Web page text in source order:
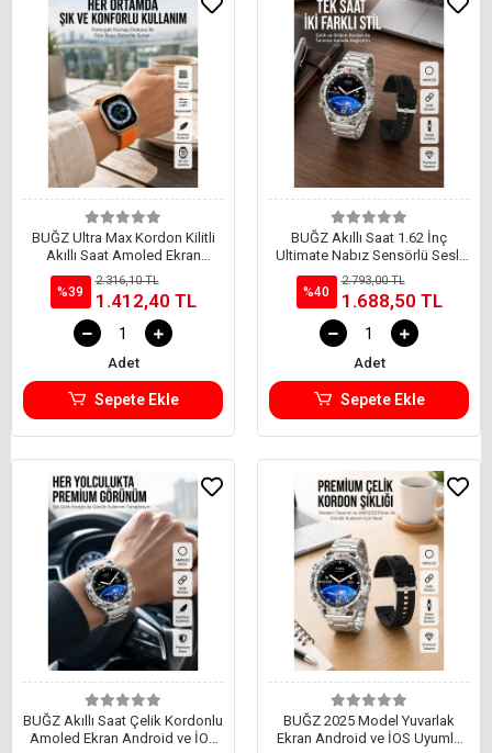
BUĞZ Ultra Max Kordon Kilitli
Akıllı Saat Amoled Ekran
Titreşimli Çağrı Cevaplayabilen
%39
2.316,10 TL
1.412,40 TL
Adet
Sepete Ekle
BUĞZ Akıllı Saat 1.62 İnç
Ultimate Nabız Sensörlü Sesli
Görüşme Yapabilen Yeni Nesil
%40
2.793,00 TL
1.688,50 TL
Adet
Sepete Ekle
BUĞZ Akıllı Saat Çelik Kordonlu
Amoled Ekran Android ve İOS
BUĞZ 2025 Model Yuvarlak
Ekran Android ve İOS Uyumlu